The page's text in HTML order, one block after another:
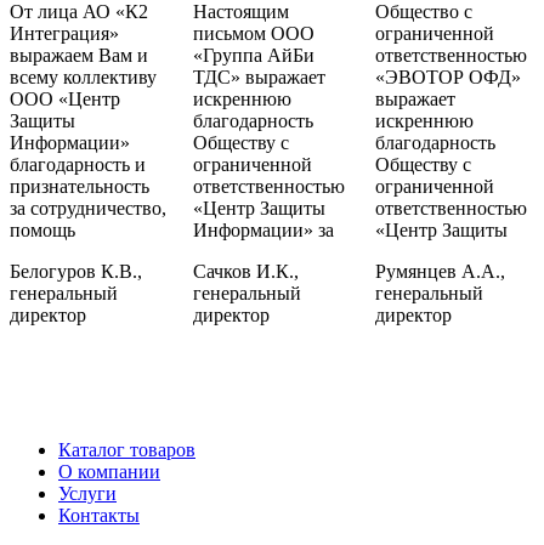
От лица АО «К2
Интеграция»
выражаем Вам и
всему коллективу
ООО «Центр
Защиты
Информации»
благодарность и
признательность
за сотрудничество,
помощь
Белогуров К.В.,
генеральный
директор
Настоящим
письмом ООО
«Группа АйБи
ТДС» выражает
искреннюю
благодарность
Обществу с
ограниченной
ответственностью
«Центр Защиты
Информации» за
Сачков И.К.,
генеральный
директор
Общество с
ограниченной
ответственностью
«ЭВОТОР ОФД»
выражает
искреннюю
благодарность
Обществу с
ограниченной
ответственностью
«Центр Защиты
Румянцев А.А.,
генеральный
директор
Каталог товаров
О компании
Услуги
Контакты